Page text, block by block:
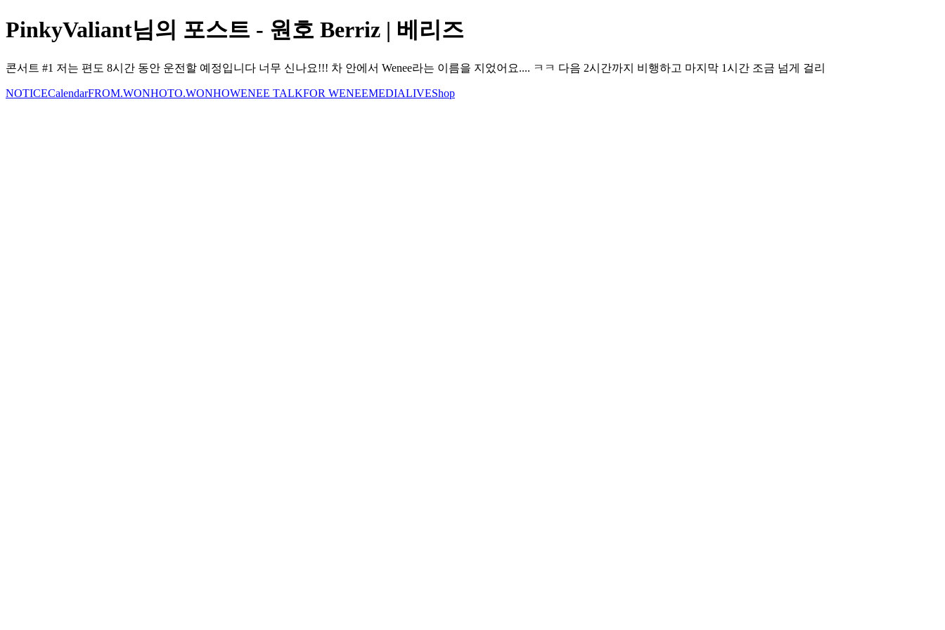
PinkyValiant님의 포스트 - 원호 Berriz | 베리즈
콘서트 #1 저는 편도 8시간 동안 운전할 예정입니다 너무 신나요!!! 차 안에서 Wenee라는 이름을 지었어요.... ㅋㅋ 다음 2시간까지 비행하고 마지막 1시간 조금 넘게 걸리
NOTICECalendarFROM.WONHOTO.WONHOWENEE TALKFOR WENEEMEDIALIVEShop